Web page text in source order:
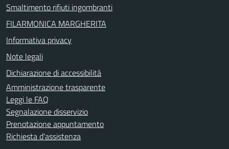
Smaltimento rifiuti ingombranti
FILARMONICA MARGHERITA
Informativa privacy
Note legali
Dichiarazione di accessibilità
Amministrazione trasparente
Leggi le FAQ
Segnalazione disservizio
Prenotazione appuntamento
Richiesta d'assistenza